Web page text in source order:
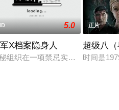
了5年平安的日子，但是自卫队
5.0
X档案隐身人
组织在一项禁忌实验中，意外造
正片
超级八
时间是